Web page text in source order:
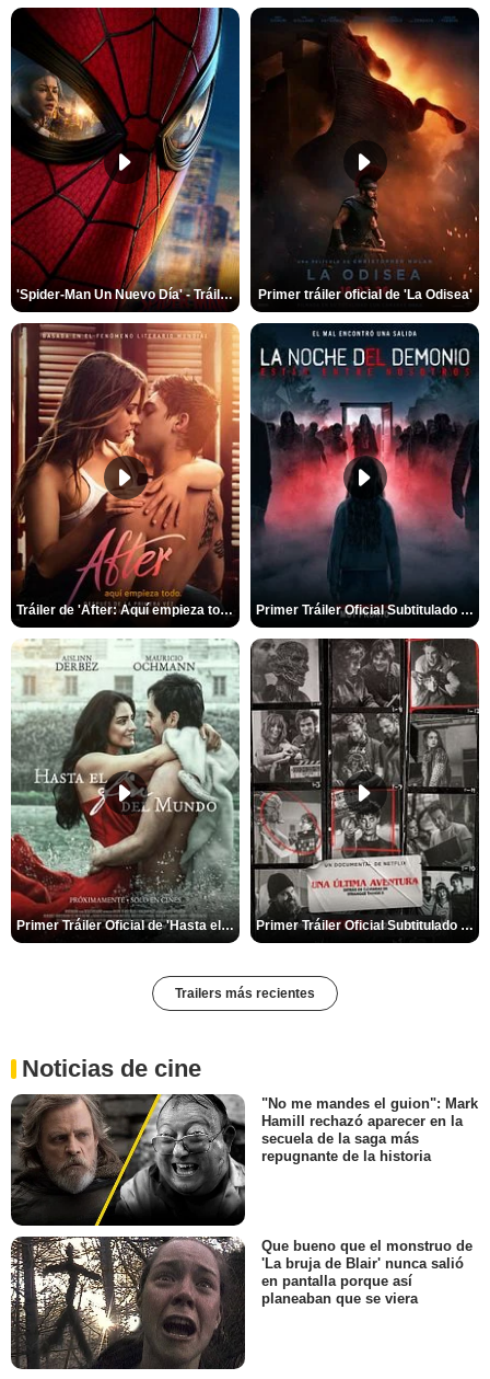
'Spider-Man Un Nuevo Día' - Tráiler oficial subtitulado Primer tráiler oficial de 'La Odisea'
Tráiler de 'After: Aquí empieza todo' Primer Tráiler Oficial Subtitulado de 'La Noche Del Demonio: Están Entre Nosotros'
Primer Tráiler Oficial de 'Hasta el fin del mundo' Primer Tráiler Oficial Subtitulado de 'Una última aventura: Detrás de cámaras de Stranger Things 5'
Trailers más recientes
Noticias de cine
"No me mandes el guion": Mark
Hamill rechazó aparecer en la
secuela de la saga más
repugnante de la historia
Que bueno que el monstruo de
'La bruja de Blair' nunca salió
en pantalla porque así
planeaban que se viera